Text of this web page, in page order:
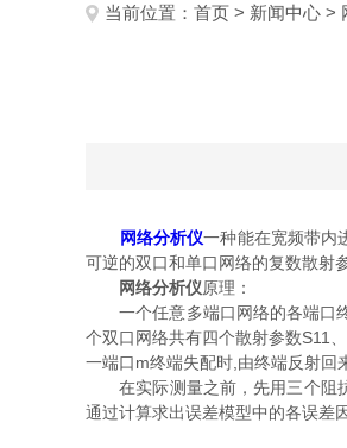
当前位置： 首页 > 新闻中心 >
网络分析仪一种能在宽频带内
可逆的双口和单口网络的复数散射
网络分析仪原理：
一个任意多端口网络的各端口终
个双口网络共有四个散射参数S11
一端口m终端失配时,由终端反射回
在实际测量之前，先用三个阻抗
通过计算求出误差模型中的各误差